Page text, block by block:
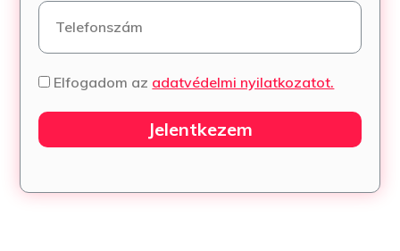
Elfogadom az adatvédelmi nyilatkozatot.
Jelentkezem